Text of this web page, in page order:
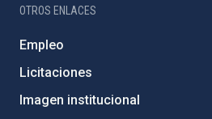
OTROS ENLACES
Empleo
Licitaciones
Imagen institucional